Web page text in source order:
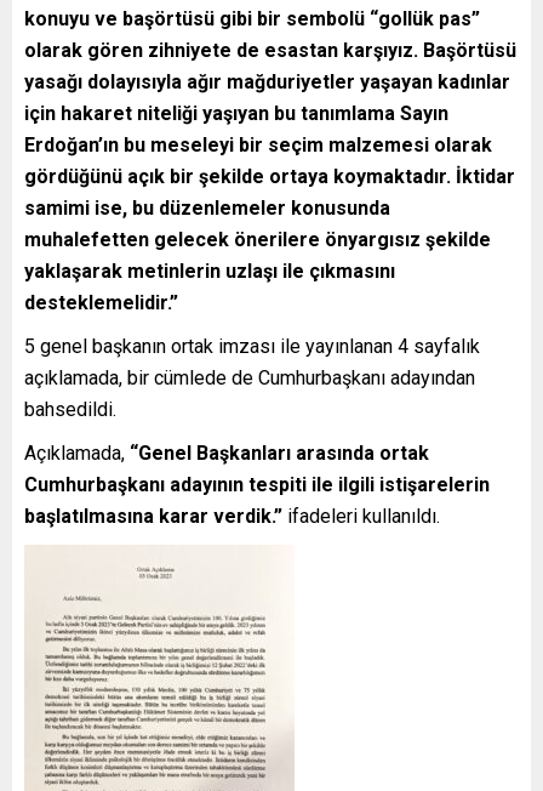
konuyu ve başörtüsü gibi bir sembolü “gollük pas”
olarak gören zihniyete de esastan karşıyız. Başörtüsü
yasağı dolayısıyla ağır mağduriyetler yaşayan kadınlar
için hakaret niteliği yaşıyan bu tanımlama Sayın
Erdoğan’ın bu meseleyi bir seçim malzemesi olarak
gördüğünü açık bir şekilde ortaya koymaktadır. İktidar
samimi ise, bu düzenlemeler konusunda
muhalefetten gelecek önerilere önyargısız şekilde
yaklaşarak metinlerin uzlaşı ile çıkmasını
desteklemelidir.”
5 genel başkanın ortak imzası ile yayınlanan 4 sayfalık
açıklamada, bir cümlede de Cumhurbaşkanı adayından
bahsedildi.
Açıklamada, “Genel Başkanları arasında ortak
Cumhurbaşkanı adayının tespiti ile ilgili istişarelerin
başlatılmasına karar verdik.” ifadeleri kullanıldı.